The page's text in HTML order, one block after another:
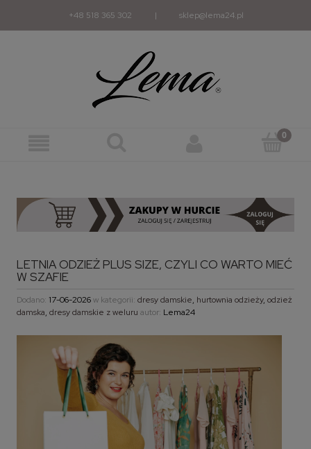
+48 518 365 302 | sklep@lema24.pl
LETNIA ODZIEŻ PLUS SIZE, CZYLI CO WARTO MIEĆ
W SZAFIE
Dodano: 17-06-2026w kategorii: dresy damskie, hurtownia odzieży, odzież
damska, dresy damskie z weluru autor: Lema24